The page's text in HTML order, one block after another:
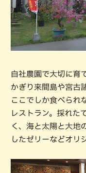
自社農園で大切に育
かぎり来間島や宮古
ここでしか食べられ
レストラン。採れた
く、海と太陽と大地
したゼリーなどオリ